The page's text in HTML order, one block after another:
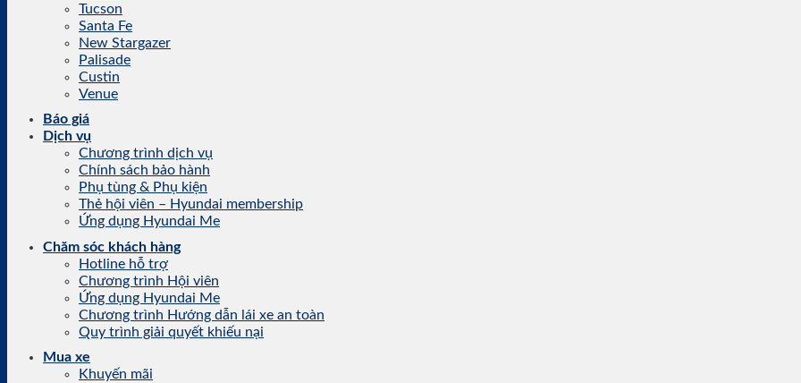
Tucson
Santa Fe
New Stargazer
Palisade
Custin
Venue
Báo giá
Dịch vụ
Chương trình dịch vụ
Chính sách bảo hành
Phụ tùng & Phụ kiện
Thẻ hội viên – Hyundai membership
Ứng dụng Hyundai Me
Chăm sóc khách hàng
Hotline hỗ trợ
Chương trình Hội viên
Ứng dụng Hyundai Me
Chương trình Hướng dẫn lái xe an toàn
Quy trình giải quyết khiếu nại
Mua xe
Khuyến mãi